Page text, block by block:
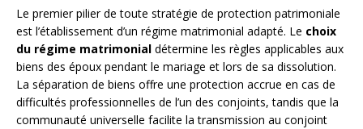
Le premier pilier de toute stratégie de protection patrimoniale
est l’établissement d’un régime matrimonial adapté. Le choix
du régime matrimonial détermine les règles applicables aux
biens des époux pendant le mariage et lors de sa dissolution.
La séparation de biens offre une protection accrue en cas de
difficultés professionnelles de l’un des conjoints, tandis que la
communauté universelle facilite la transmission au conjoint